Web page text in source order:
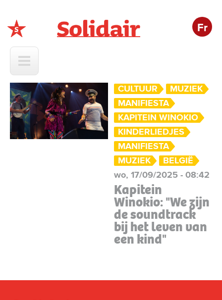
Fr
CULTUUR
MUZIEK
MANIFIESTA
KAPITEIN WINOKIO
KINDERLIEDJES
MANIFIESTA
MUZIEK
BELGIË
wo, 17/09/2025 - 08:42
Kapitein
Winokio: "We zijn
de soundtrack
bij het leven van
een kind"